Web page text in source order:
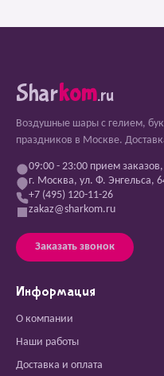
Sharkom.ru
Воздушные шары с гелием,
праздников в Москве.
09:00 - 23:00 прием заказов,
г. Москва, ул. Ф. Энгельса,
+7 (495) 120-11-26
zakaz@sharkom.ru
Заказать звонок
Информация
О компании
Наши работы
Доставка и оплата